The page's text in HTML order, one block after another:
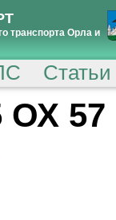
транспорта Орла и
ОХ 57